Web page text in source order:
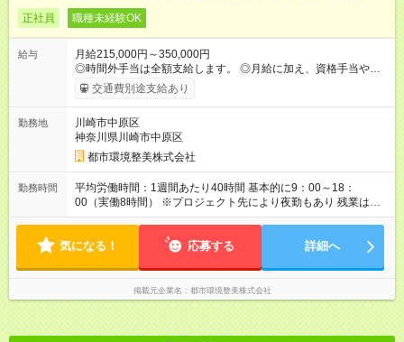
正社員 職種未経験OK
給与
月給215,000円～350,000円
◎時間外手当は全額支給します。 ◎月給に加え、資格手当や報奨
金制度、家賃補助制度などもあります。 【試用期間】試用期間
なし
交通費別途支給あり
勤務地
川崎市中原区
神奈川県川崎市中原区
都市環境整美株式会社
勤務時間
平均労働時間：1週間あたり40時間 基本的に9：00～18：
00（実働8時間） ※プロジェクト先により夜勤もあり 残業は月
10時間以下と少なめです！ 平均労働時間：1週間あたり40時間
夜勤もあり 残業は月10時間以下と少なめです！
気になる！ 応募する 詳細へ
掲載元企業名 都市環境整美株式会社